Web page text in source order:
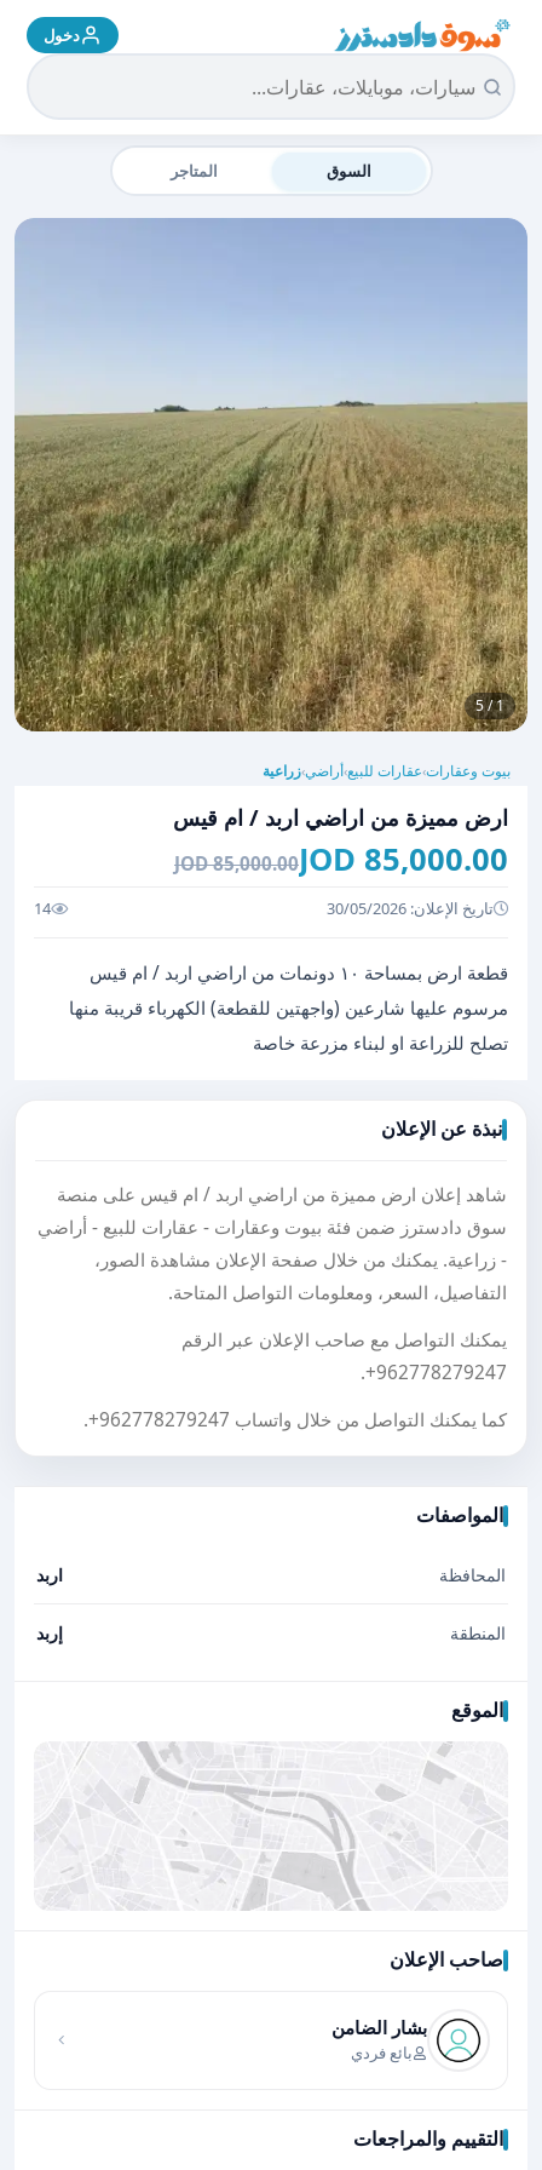
سوق دادسترز الرئيسية دخول
السوق المتاجر
1 / 5
بيوت وعقارات›عقارات للبيع›أراضي›زراعية
ارض مميزة من اراضي اربد / ام قيس
85,000.00 JOD
85,000.00 JOD
تاريخ الإعلان: 30/05/2026 14
قطعة ارض بمساحة ١٠ دونمات من اراضي اربد / ام قيس
مرسوم عليها شارعين (واجهتين للقطعة) الكهرباء قريبة منها
تصلح للزراعة او لبناء مزرعة خاصة
نبذة عن الإعلان
شاهد إعلان ارض مميزة من اراضي اربد / ام قيس على منصة
سوق دادسترز ضمن فئة بيوت وعقارات - عقارات للبيع - أراضي
- زراعية. يمكنك من خلال صفحة الإعلان مشاهدة الصور،
التفاصيل، السعر، ومعلومات التواصل المتاحة.
يمكنك التواصل مع صاحب الإعلان عبر الرقم
+962778279247
.
كما يمكنك التواصل من خلال واتساب +962778279247
.
المواصفات
المحافظة اربد
المنطقة إربد
الموقع
صاحب الإعلان
بشار الضامن
بائع فردي
التقييم والمراجعات